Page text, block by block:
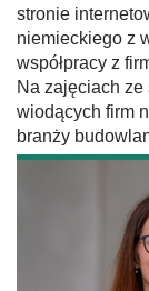
stronie
niemieckiego z
współpracy z
Na zajęciach
wiodących firm
branży